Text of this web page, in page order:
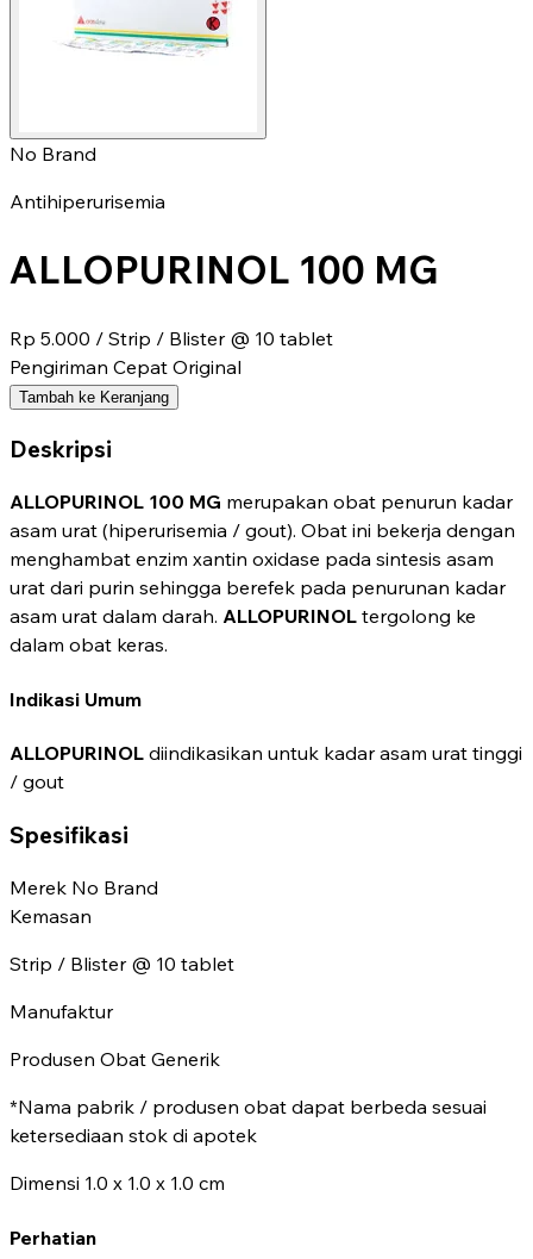
No Brand
Antihiperurisemia
ALLOPURINOL 100 MG
Rp 5.000 / Strip / Blister @ 10 tablet
Pengiriman Cepat Original
Tambah ke Keranjang
Deskripsi
ALLOPURINOL 100 MG merupakan obat penurun kadar
asam urat (hiperurisemia / gout). Obat ini bekerja dengan
menghambat enzim xantin oxidase pada sintesis asam
urat dari purin sehingga berefek pada penurunan kadar
asam urat dalam darah. ALLOPURINOL tergolong ke
dalam obat keras.
Indikasi Umum
ALLOPURINOL diindikasikan untuk kadar asam urat tinggi
/ gout
Spesifikasi
Merek No Brand
Kemasan
Strip / Blister @ 10 tablet
Manufaktur
Produsen Obat Generik
*Nama pabrik / produsen obat dapat berbeda sesuai
ketersediaan stok di apotek
Dimensi 1.0 x 1.0 x 1.0 cm
Perhatian